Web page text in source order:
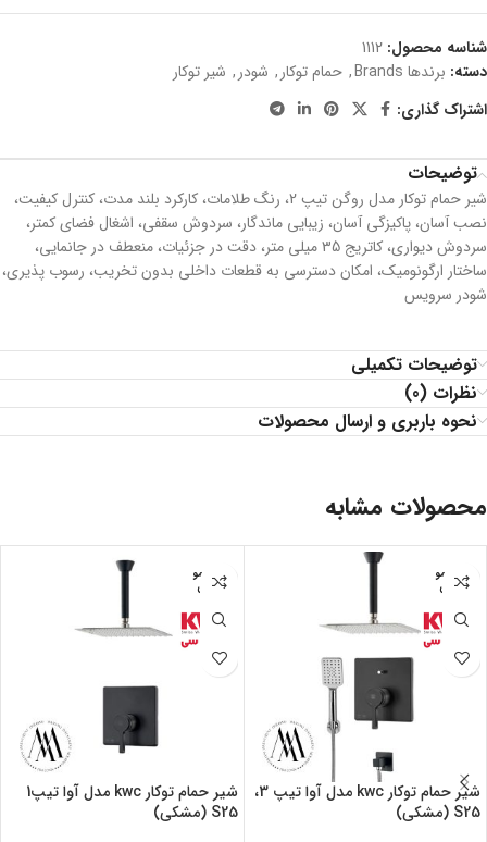
شناسه محصول: 1112
دسته: برندها Brands , حمام توکار, شودر, شیر توکار
اشتراک گذاری:
توضیحات
شیر حمام توکار مدل روگن تیپ 2، رنگ طلامات، کارکرد بلند مدت، كنترل كيفيت،
نصب آسان، پاکیزگی آسان، زیبایی ماندگار، سردوش سقفی، اشغال فضای کمتر،
سردوش دیواری، کاتریج 35 میلی متر، دقت در جزئیات، منعطف در جانمایی،
ساختار ارگونومیک، امکان دسترسی به قطعات داخلی بدون تخریب، رسوب پذیری،
شودر سرویس
توضیحات تکمیلی
نظرات (0)
نحوه باربری و ارسال محصولات
محصولات مشابه
اتمام مو
جودی
شیر حمام توکار kwc مدل آوا تیپ 3،
S25 (مشکی)
اتمام مو
جودی
شیر حمام توکار kwc مدل آوا تیپ1
S25 (مشکی)